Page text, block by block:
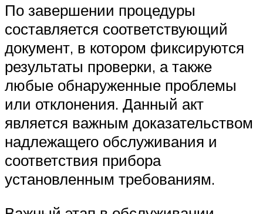
По завершении процедуры
составляется соответствующий
документ, в котором фиксируются
результаты проверки, а также
любые обнаруженные проблемы
или отклонения. Данный акт
является важным доказательством
надлежащего обслуживания и
соответствия прибора
установленным требованиям.